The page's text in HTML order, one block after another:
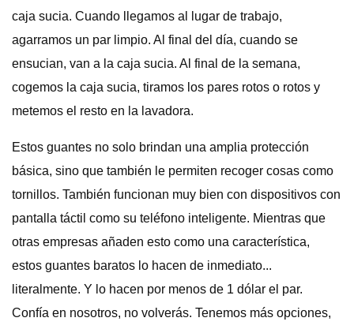
caja sucia. Cuando llegamos al lugar de trabajo,
agarramos un par limpio. Al final del día, cuando se
ensucian, van a la caja sucia. Al final de la semana,
cogemos la caja sucia, tiramos los pares rotos o rotos y
metemos el resto en la lavadora.
Estos guantes no solo brindan una amplia protección
básica, sino que también le permiten recoger cosas como
tornillos. También funcionan muy bien con dispositivos con
pantalla táctil como su teléfono inteligente. Mientras que
otras empresas añaden esto como una característica,
estos guantes baratos lo hacen de inmediato...
literalmente. Y lo hacen por menos de 1 dólar el par.
Confía en nosotros, no volverás. Tenemos más opciones,